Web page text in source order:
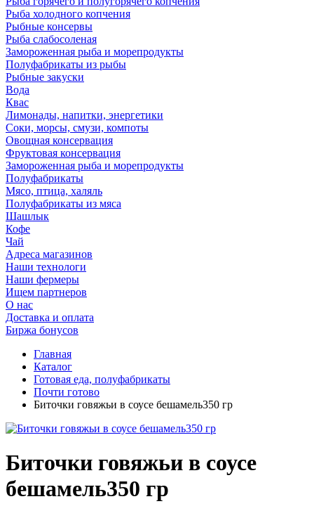
Рыба холодного копчения
Рыбные консервы
Рыба слабосоленая
Замороженная рыба и морепродукты
Полуфабрикаты из рыбы
Рыбные закуски
Вода
Квас
Лимонады, напитки, энергетики
Соки, морсы, смузи, компоты
Овощная консервация
Фруктовая консервация
Замороженная рыба и морепродукты
Полуфабрикаты
Мясо, птица, халяль
Полуфабрикаты из мяса
Шашлык
Кофе
Чай
Адреса магазинов
Наши технологи
Наши фермеры
Ищем партнеров
О нас
Доставка и оплата
Биржа бонусов
Главная
Каталог
Готовая еда, полуфабрикаты
Почти готово
Биточки говяжьи в соусе бешамель350 гр
Биточки говяжьи в соусе
бешамель350 гр